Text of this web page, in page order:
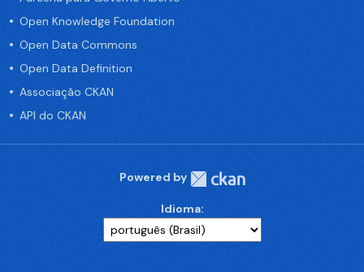
Open Knowledge Foundation
Open Data Commons
Open Data Definition
Associação CKAN
API do CKAN
Powered by
Idioma